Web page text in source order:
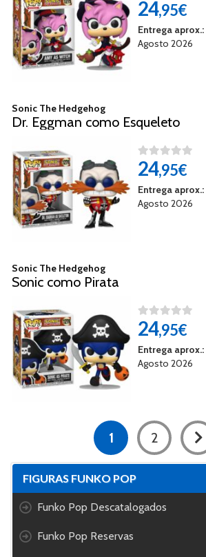
24,95€
Entrega aprox.:
Agosto 2026
Sonic The Hedgehog
Dr. Eggman como Esqueleto
24,95€
Entrega aprox.:
Agosto 2026
Sonic The Hedgehog
Sonic como Pirata
24,95€
Entrega aprox.:
Agosto 2026
1 2
FIGURAS FUNKO POP
Funko Pop Descatalogados
Funko Pop Reservas